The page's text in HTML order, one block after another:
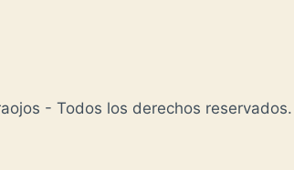
- Todos los derechos reservados.